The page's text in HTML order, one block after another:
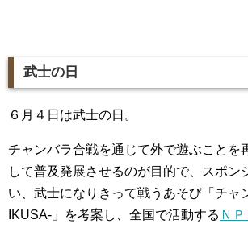
武士の日
６月４日は武士の日。
チャンバラ合戦を通じて外で遊ぶことを
して普及発展させるのが目的で、スポン
い、武士になりきって戦うあそび「チャ
IKUSA-」を考案し、全国で活動する Ｎ